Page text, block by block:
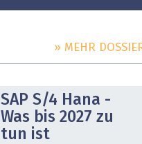
» MEHR
SAP S/4 Hana -
Was bis 2027 zu
tun ist